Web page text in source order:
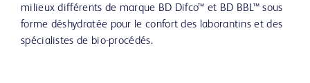
milieux différents de marque BD Difco™ et BD BBL™ sous
forme déshydratée pour le confort des laborantins et des
spécialistes de bio-procédés.